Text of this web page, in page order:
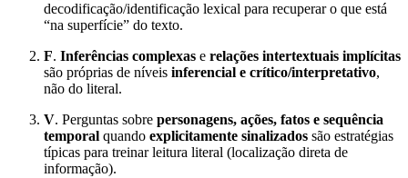
decodificação/identificação lexical para recuperar o que está
“na superfície” do texto.
F. Inferências complexas e relações intertextuais implícitas
são próprias de níveis inferencial e crítico/interpretativo,
não do literal.
V. Perguntas sobre personagens, ações, fatos e sequência
temporal quando explicitamente sinalizados são estratégias
típicas para treinar leitura literal (localização direta de
informação).